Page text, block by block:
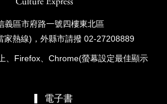
義區市府路一號四樓東北區
家熱線)，外縣市請撥 02-27208889
、Firefox、Chrome(螢幕設定最佳顯示
電子書